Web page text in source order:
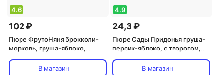
4.6
102 ₽
Пюре ФрутоНяня брокколи-
морковь, груша-яблоко,
В магазин
4.9
24,3 ₽
Пюре Сады Придонья груша-
персик-яблоко, с творогом,
В магазин